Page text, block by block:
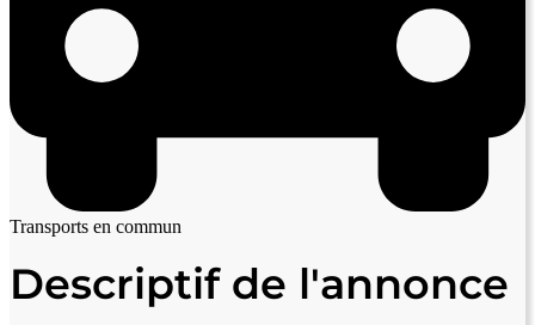
Transports en commun
Descriptif de l'annonce